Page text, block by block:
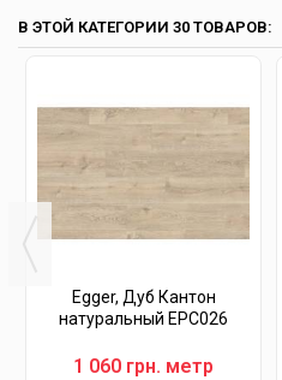
В ЭТОЙ КАТЕГОРИИ 30 ТОВАРОВ:
Egger, Дуб Кантон
натуральный EPC026
1 060 грн. метр